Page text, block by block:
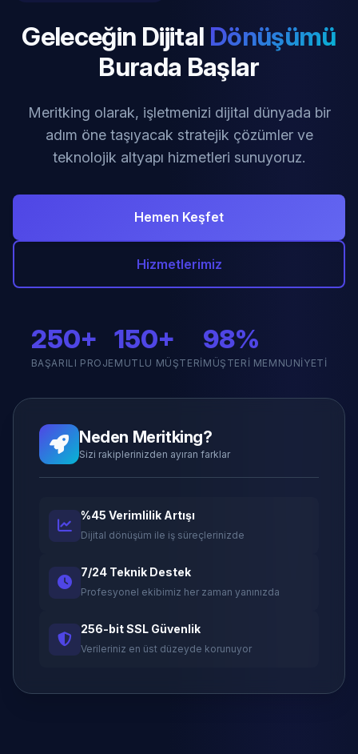
Geleceğin Dijital Dönüşümü
Burada Başlar
Meritking olarak, işletmenizi dijital dünyada bir
adım öne taşıyacak stratejik çözümler ve
teknolojik altyapı hizmetleri sunuyoruz.
Hemen Keşfet
Hizmetlerimiz
250+
BAŞARILI PROJE
150+
MUTLU MÜŞTERI
98%
MÜŞTERI MEMNUNIYETI
Neden Meritking?
Sizi rakiplerinizden ayıran farklar
%45 Verimlilik Artışı
Dijital dönüşüm ile iş süreçlerinizde
7/24 Teknik Destek
Profesyonel ekibimiz her zaman yanınızda
256-bit SSL Güvenlik
Verileriniz en üst düzeyde korunuyor